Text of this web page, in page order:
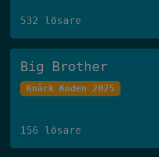
532 lösare
Big Brother
Knäck Koden 2025
156 lösare